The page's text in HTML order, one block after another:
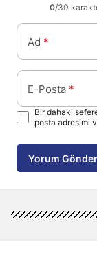
0/30
Ad *
E-Posta *
Bir dahaki
posta adresimi
Yorum Gönder